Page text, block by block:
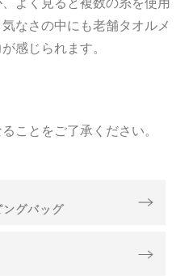
なさの中にも老舗タオルメ
感じられます。
ことをご了承ください。